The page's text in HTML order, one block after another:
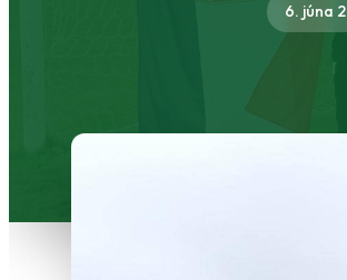
6. júna